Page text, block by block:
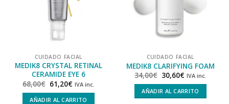
CUIDADO FACIAL
MEDIK8 CRYSTAL RETINAL
CERAMIDE EYE 6
68,00€ 61,20€ IVA inc.
AÑADIR AL CARRITO
CUIDADO FACIAL
MEDIK8 CLARIFYING FOAM
34,00€ 30,60€ IVA inc.
AÑADIR AL CARRITO